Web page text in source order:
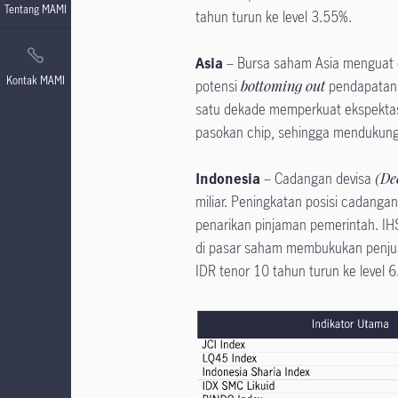
Tentang MAMI
Kontak MAMI
tahun turun ke level 3.55%.
Asia– Bursa saham Asia
potensibottoming out
satu dekade memperkuat
pasokan chip, sehingga
Indonesia– Cadangan devisa
miliar. Peningkatan posisi
penarikan pinjaman pemerintah.
di pasar saham membukukan
IDR tenor 10 tahun turun ke level